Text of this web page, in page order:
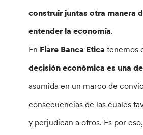
construir juntas otra manera
entender la economía.
En Fiare Banca Etica tenemos
decisión económica es una
asumida en un marco de
consecuencias de las cuales
y perjudican a otros. Es por